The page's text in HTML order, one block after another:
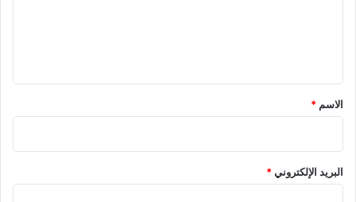
*
الاسم *
البريد الإلكتروني*